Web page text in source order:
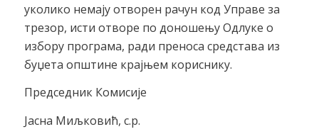
уколико немају отворен рачун код Управе за
трезор, исти отворе по доношењу Одлуке о
избору програма, ради преноса средстава из
буџета општине крајњем кориснику.
Председник Комисије
Јасна Миљковић, с.р.